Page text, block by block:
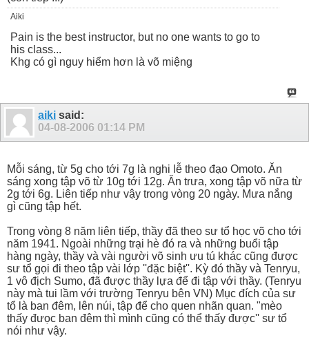
Aiki
Pain is the best instructor, but no one wants to go to
his class...
Khg có gì nguy hiểm hơn là võ miệng
aiki said:
04-08-2006 01:14 PM
Mỗi sáng, từ 5g cho tới 7g là nghi lễ theo đạo Omoto. Ăn
sáng xong tập võ từ 10g tới 12g. Ăn trưa, xong tập võ nữa từ
2g tới 6g. Liên tiếp như vậy trong vòng 20 ngày. Mưa nắng
gì cũng tập hết.
Trong vòng 8 năm liên tiếp, thầy đã theo sư tổ học võ cho tới
năm 1941. Ngoài những trại hè đó ra và những buổi tập
hàng ngày, thầy và vài người võ sinh ưu tú khác cũng được
sư tổ gọi đi theo tập vài lớp ''đặc biệt''. Kỳ đó thầy và Tenryu,
1 vô địch Sumo, đã được thầy lựa để đi tập với thầy. (Tenryu
này mà tui lầm với trường Tenryu bên VN) Mục đích của sư
tổ là ban đêm, lên núi, tập để cho quen nhãn quan. "mèo
thấy đưọc ban đêm thì mình cũng có thể thấy được'' sư tổ
nói như vậy.